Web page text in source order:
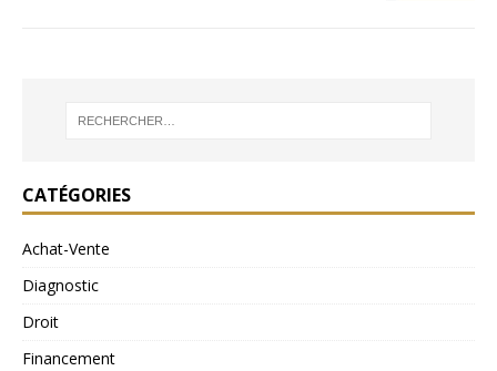
CATÉGORIES
Achat-Vente
Diagnostic
Droit
Financement